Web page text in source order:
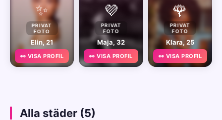
✨
PRIVAT
FOTO
Elin, 21
👀 VISA PROFIL
💜
PRIVAT
FOTO
Maja, 32
👀 VISA PROFIL
🌹
PRIVAT
FOTO
Klara, 25
👀 VISA PROFIL
Alla städer (5)